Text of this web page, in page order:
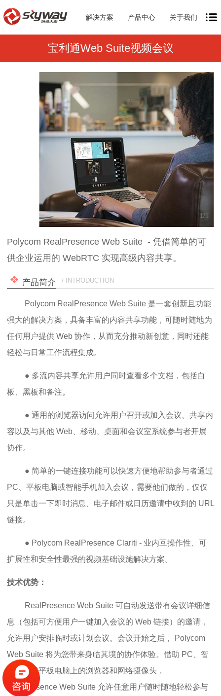
解决方案 产品中心 关于我们
宝利通Web Suite视频会议
1 /1
Polycom RealPresence Web Suite - 凭借简单的可
供企业运用的 WebRTC 实现高级内容共享。
产品简介 / INTRODUCTION
Polycom RealPresence Web Suite 是一套创新且功能
强大的解决方案，具备丰富的内容共享功能，可随时随地为
任何用户提供 Web 协作，从而充分推动新创意，同时还能
轻松与日常工作流程集成。
● 多流内容共享允许用户同时查看多个文档，包括白
板、黑板和备注。
● 通用的浏览器访问允许用户召开或加入会议、共享内
容以及与其他 Web、移动、桌面和会议室系统参与者开展
协作。
● 简单的一键连接功能可以快速方便地帮助参与者通过
PC、平板电脑或智能手机加入会议，需要他们做的，仅仅
只是单击一下即时消息、电子邮件或日历邀请中收到的 URL
链接。
● Polycom RealPresence Clariti - 业内互操作性、可
扩展性和安全性最强的视频基础设施解决方案。
技术优势：
RealPresence Web Suite 可自动发送带有会议详细信
息（包括可方便用户一键加入会议的 Web 链接）的邀请，
允许用户安排临时或计划会议。会议开始之后， Polycom
Web Suite 将为您带来身临其境的协作体验。借助 PC、智
能手机或平板电脑上的浏览器和网络摄像头，
RealPresence Web Suite 允许任意用户随时随地轻松参与